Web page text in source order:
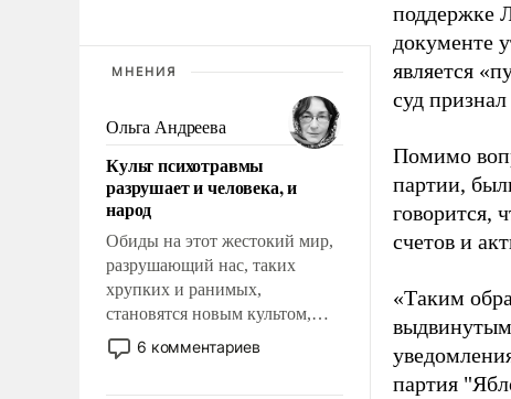
МНЕНИЯ
Ольга Андреева
Культ психотравмы
разрушает и человека, и
народ
Обиды на этот жестокий мир,
разрушающий нас, таких
хрупких и ранимых,
становятся новым культом,
постепенно вытесняя и
отменяя традиционное
6 комментариев
поддержке
документе
является
суд
Помимо
партии,
говорится,
счетов и
«Таким
партия